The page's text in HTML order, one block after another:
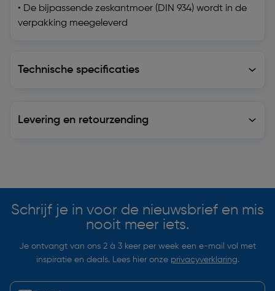
• De bijpassende zeskantmoer (DIN 934) wordt in de
verpakking meegeleverd
Technische specificaties
Levering en retourzending
Schrijf je in voor de nieuwsbrief en mis
nooit meer iets.
Je ontvangt van ons 2 à 3 keer per week een e-mail vol met
inspiratie en deals. Lees hier onze privacyverklaring.